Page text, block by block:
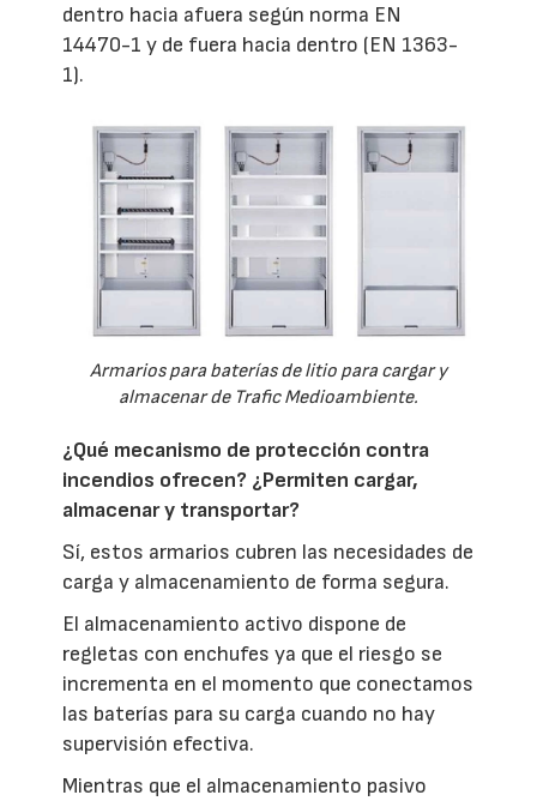
dentro hacia afuera según norma EN
14470-1 y de fuera hacia dentro (EN 1363-
1).
Armarios para baterías de litio para cargar y
almacenar de Trafic Medioambiente.
¿Qué mecanismo de protección contra
incendios ofrecen? ¿Permiten cargar,
almacenar y transportar?
Sí, estos armarios cubren las necesidades de
carga y almacenamiento de forma segura.
El almacenamiento activo dispone de
regletas con enchufes ya que el riesgo se
incrementa en el momento que conectamos
las baterías para su carga cuando no hay
supervisión efectiva.
Mientras que el almacenamiento pasivo